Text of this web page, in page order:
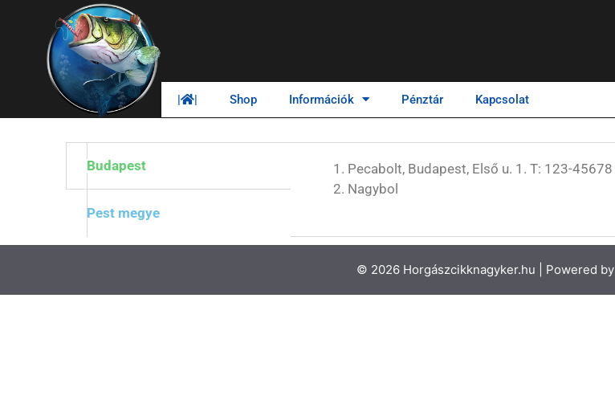
| | Shop Információk Pénztár Kapcsolat
Budapest
Pest megye
Pecabolt, Budapest, Első u. 1. T: 123-45678
Nagybol
© 2026 Horgászcikknagyker.hu | Powered by